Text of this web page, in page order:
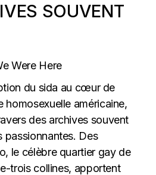
SOUVENT
du sida au cœur de
homosexuelle américaine,
des archives souvent
passionnantes. Des
le célèbre quartier gay de
trois collines, apportent